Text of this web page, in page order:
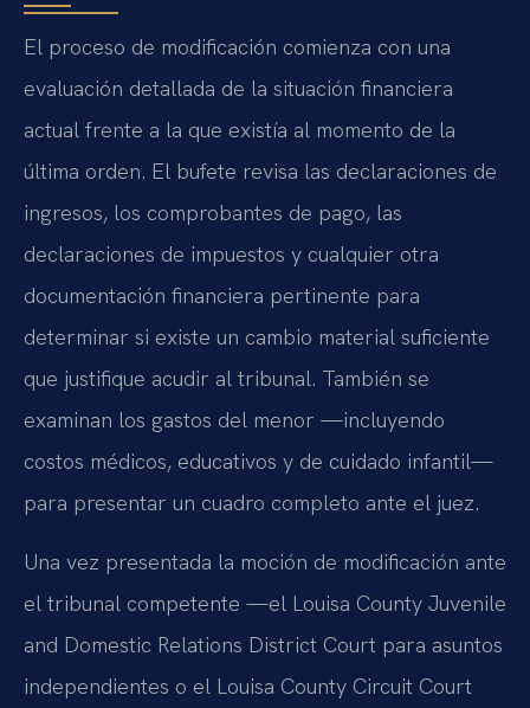
El proceso de modificación comienza con una
evaluación detallada de la situación financiera
actual frente a la que existía al momento de la
última orden. El bufete revisa las declaraciones de
ingresos, los comprobantes de pago, las
declaraciones de impuestos y cualquier otra
documentación financiera pertinente para
determinar si existe un cambio material suficiente
que justifique acudir al tribunal. También se
examinan los gastos del menor —incluyendo
costos médicos, educativos y de cuidado infantil—
para presentar un cuadro completo ante el juez.
Una vez presentada la moción de modificación ante
el tribunal competente —el Louisa County Juvenile
and Domestic Relations District Court para asuntos
independientes o el Louisa County Circuit Court